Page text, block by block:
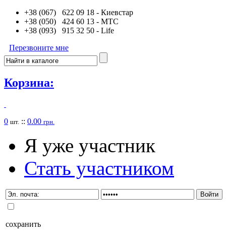
+38 (067) 622 09 18 - Киевстар
+38 (050) 424 60 13 - MTC
+38 (093) 915 32 50 - Life
Перезвоните мне
Корзина:
0 шт. :: 0.00 грн.
Я уже участник
Стать участником
сохранить